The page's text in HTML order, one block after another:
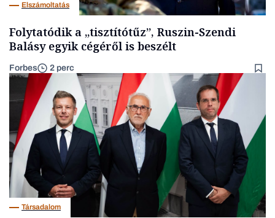
Elszámoltatás
Folytatódik a „tisztítótűz”, Ruszin-Szendi
Balásy egyik cégéről is beszélt
Forbes 2 perc
Társadalom